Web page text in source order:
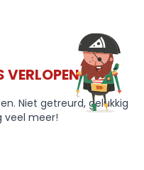
😞
Niet getreurd, gelukkig
veel meer!